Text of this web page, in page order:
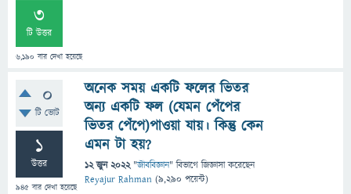
3
টি উত্তর
6,190 বার দেখা হয়েছে
0
টি ভোট
1
উত্তর
945 বার দেখা হয়েছে
অনেক সময় একটি ফলের ভিতর
অন্য একটি ফল (যেমন পেঁপের
ভিতর পেঁপে)পাওয়া যায়। কিন্তু কেন
এমন টা হয়?
12 জুন 2022 "জীববিজ্ঞান" বিভাগে জিজ্ঞাসাকরেছেন
Reyajur Rahman (9,290 পয়েন্ট)